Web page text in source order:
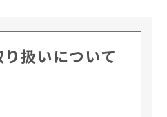
扱いについて